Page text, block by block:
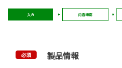
入力 内容確認
必須 製品情報